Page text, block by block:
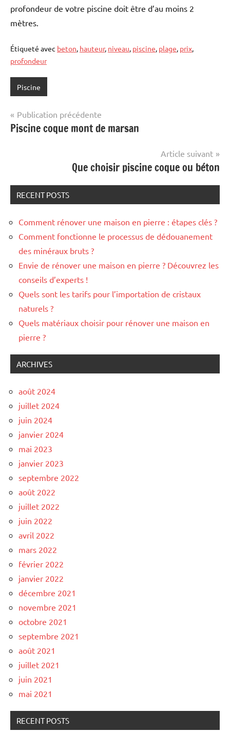
profondeur de votre piscine doit être d’au moins 2
mètres.
Étiqueté avec beton, hauteur, niveau, piscine, plage, prix,
profondeur
Piscine
Navigation
de
Publication précédente
Piscine coque mont de marsan
Article suivant
Que choisir piscine coque ou béton
RECENT POSTS
Comment rénover une maison en pierre : étapes clés ?
Comment fonctionne le processus de dédouanement
des minéraux bruts ?
Envie de rénover une maison en pierre ? Découvrez les
conseils d’experts !
Quels sont les tarifs pour l’importation de cristaux
naturels ?
Quels matériaux choisir pour rénover une maison en
pierre ?
ARCHIVES
août 2024
juillet 2024
juin 2024
janvier 2024
mai 2023
janvier 2023
septembre 2022
août 2022
juillet 2022
juin 2022
avril 2022
mars 2022
février 2022
janvier 2022
décembre 2021
novembre 2021
octobre 2021
septembre 2021
août 2021
juillet 2021
juin 2021
mai 2021
RECENT POSTS